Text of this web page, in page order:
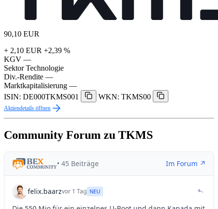
90,10 EUR
+ 2,10 EUR +2,39 %
KGV —
Sektor Technologie
Div.-Rendite —
Marktkapitalisierung —
ISIN: DE000TKMS001
WKN: TKMS00
Aktiendetails öffnen
Community Forum zu TKMS